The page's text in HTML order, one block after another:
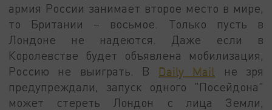
армия России занимает второе место в мире,
то Британии – восьмое. Только пусть в
Лондоне не надеются. Даже если в
Королевстве будет объявлена мобилизация,
Россию не выиграть. В Daily Mail
не зря
предупреждали, запуск одного "Посейдона"
может стереть Лондон с лица Земли,